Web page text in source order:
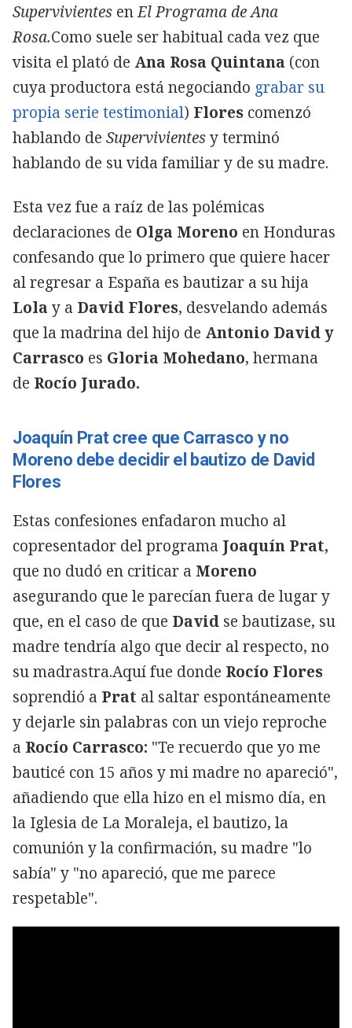
Supervivientes enEl Programa de Ana
Rosa.Como suele ser habitual cada vez que
visita el plató de Ana Rosa Quintana (con
cuya productora está negociando grabar su
propia serie testimonial) Flores comenzó
hablando de Supervivientesy terminó
hablando de su vida familiar y de su madre.
Esta vez fue a raíz de las polémicas
declaraciones de Olga Moreno en Honduras
confesando que lo primero que quiere hacer
al regresar a España es bautizar a su hija
Lola y a David Flores, desvelando además
que la madrina del hijo de Antonio David y
Carrasco es Gloria Mohedano, hermana
de Rocío Jurado.
Joaquín Prat cree que Carrasco y no
Moreno debe decidir el bautizo de David
Flores
Estas confesiones enfadaron mucho al
copresentador del programa Joaquín Prat,
que no dudó en criticar a Moreno
asegurando que le parecían fuera de lugar y
que, en el caso de que David se bautizase, su
madre tendría algo que decir al respecto, no
su madrastra.Aquí fue donde Rocío Flores
soprendió a Prat al saltar espontáneamente
y dejarle sin palabras con un viejo reproche
a Rocío Carrasco: "Te recuerdo que yo me
bauticé con 15 años y mi madre no apareció",
añadiendo que ella hizo en el mismo día, en
la Iglesia de La Moraleja, el bautizo, la
comunión y la confirmación, su madre "lo
sabía" y "no apareció, que me parece
respetable".